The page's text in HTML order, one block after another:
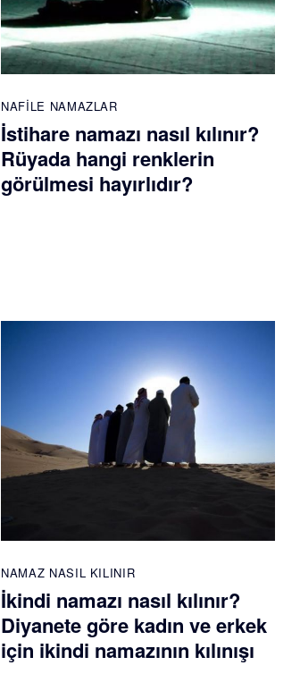
NAFILE NAMAZLAR
İstihare namazı nasıl kılınır?
Rüyada hangi renklerin
görülmesi hayırlıdır?
NAMAZ NASIL KILINIR
İkindi namazı nasıl kılınır?
Diyanete göre kadın ve erkek
için ikindi namazının kılınışı